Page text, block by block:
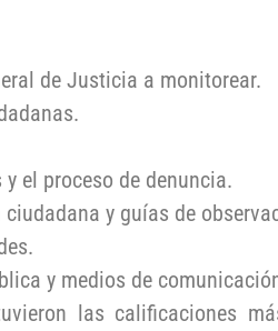
de Justicia a monitorear.
el proceso de denuncia.
y guías de
y medios de
las calificaciones